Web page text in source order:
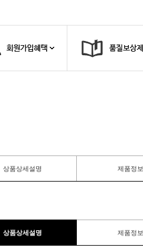
상품상세설명 제품정보
상품상세설명 제품정보